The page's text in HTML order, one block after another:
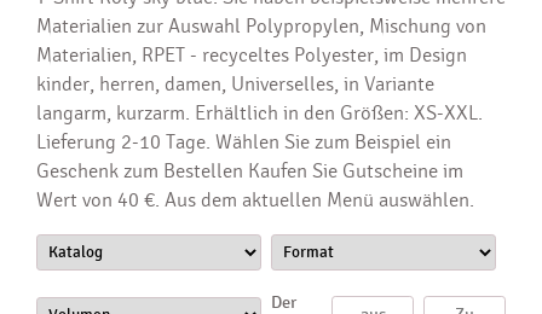
Materialien zur Auswahl Polypropylen, Mischung von
Materialien, RPET - recyceltes Polyester, im Design
kinder, herren, damen, Universelles, in Variante
langarm, kurzarm. Erhältlich in den Größen: XS-XXL.
Lieferung 2-10 Tage. Wählen Sie zum Beispiel ein
Geschenk zum Bestellen Kaufen Sie Gutscheine im
Wert von 40 €. Aus dem aktuellen Menü auswählen.
Der